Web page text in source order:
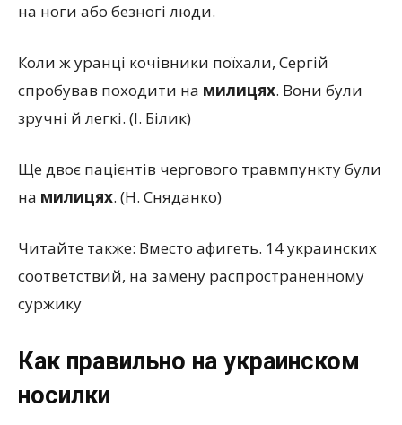
на ноги або безногі люди.
Коли ж уранці кочівники поїхали, Сергій
спробував походити на милицях. Вони були
зручні й легкі. (І. Білик)
Ще двоє пацієнтів чергового травмпункту були
на милицях. (Н. Сняданко)
Читайте также: Вместо афигеть. 14 украинских
соответствий, на замену распространенному
суржику
Как правильно на украинском
носилки